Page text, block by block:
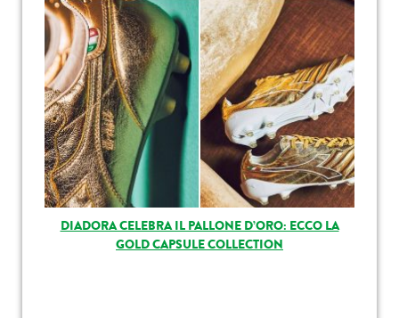
DIADORA CELEBRA IL PALLONE D’ORO: ECCO LA
GOLD CAPSULE COLLECTION